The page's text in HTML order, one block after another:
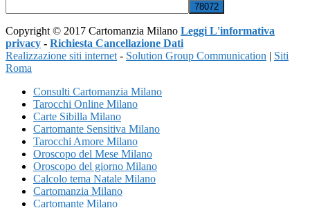
Copyright © 2017 Cartomanzia Milano Leggi L'informativa
privacy - Richiesta Cancellazione Dati
Realizzazione siti internet - Solution Group Communication | Siti
Roma
Consulti Cartomanzia Milano
Tarocchi Online Milano
Carte Sibilla Milano
Cartomante Sensitiva Milano
Tarocchi Amore Milano
Oroscopo del Mese Milano
Oroscopo del giorno Milano
Calcolo tema Natale Milano
Cartomanzia Milano
Cartomante Milano